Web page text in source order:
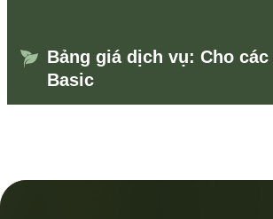
Bảng giá dịch vụ: Cho
Basic